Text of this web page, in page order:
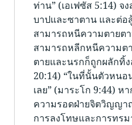
ท่าน” (เอเฟซัส 5:14) จ
บาปและซาตาน และต่
สามารถหนีความตายต
สามารถหลีกหนีความต
ตายและนรกก็​ถู​กผลักทิ้
20:14) “ในที่นั้นตัวหน
เลย” (มาระโก 9:44)
ความรอดฝ่ายจิตวิญญ
การลงโทษและการทร